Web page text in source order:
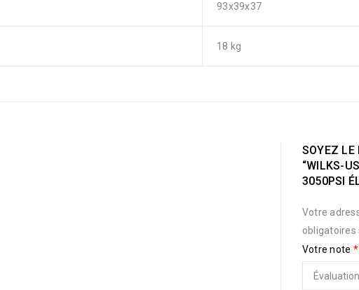
93x39x37
18 kg
SOYEZ LE
“WILKS-
3050PSI
Votre
obligatoires
Votre note *